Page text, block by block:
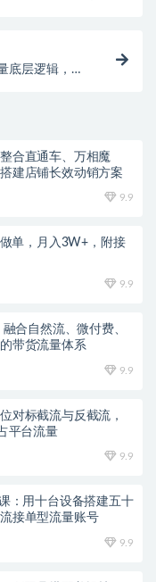
底层逻辑，标
合直通车、万相魔
建店铺长效动销方案
9.9
单，月入3W+，附接
9.9
合自然流、微付费、
带货流量体系
9.9
对标截流与反截流，
平台流量
9.9
：用十台设备搭建五十
接单型流量账号
9.9